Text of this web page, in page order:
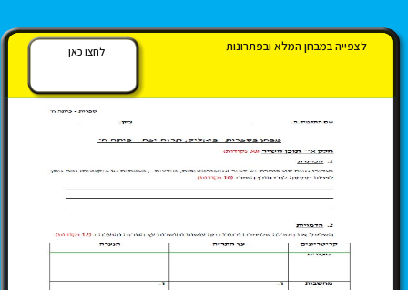
לצפייה במבחן המלא ובפתרונות לחצו כאן